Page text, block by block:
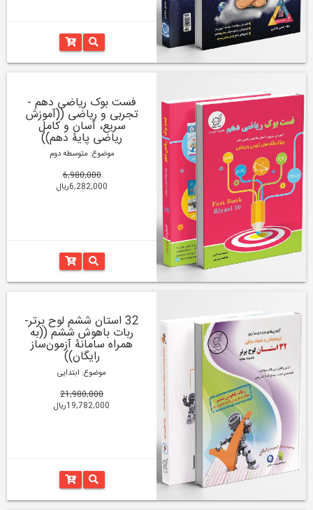
فست بوک ریاضی دهم -
تجربی و ریاضی ((آموزش
سریع، آسان و کامل
ریاضی پایۀ دهم))
موضوع: متوسطه دوم
6,980,000
6,282,000ریال
32 استان ششم لوح برتر-
ربات باهوش ششم ((به
همراه سامانۀ آزمون‌ساز
رایگان))
موضوع: ابتدایی
21,980,000
19,782,000ریال